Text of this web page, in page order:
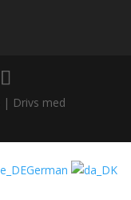
| Drivs med
German